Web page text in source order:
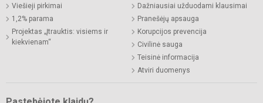
Viešieji pirkimai
1,2% parama
Projektas „Įtrauktis: visiems ir
kiekvienam“
Dažniausiai užduodami klausimai
Pranešėjų apsauga
Korupcijos prevencija
Civilinė sauga
Teisinė informacija
Atviri duomenys